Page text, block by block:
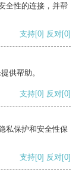
全性的连接，并帮
支持[0] 反对[0]
供帮助。
支持[0] 反对[0]
私保护和安全性保
支持[0] 反对[0]